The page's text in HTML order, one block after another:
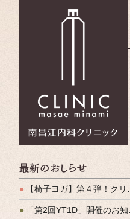
●
【椅子ヨガ】第４弾！クリパルヨガ教室のご案内
● 「第2回YT1D」開催のお知らせ